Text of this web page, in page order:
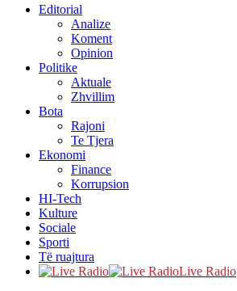
Editorial
Analize
Koment
Opinion
Politike
Aktuale
Zhvillim
Bota
Rajoni
Te Tjera
Ekonomi
Finance
Korrupsion
HI-Tech
Kulture
Sociale
Sporti
Të ruajtura
Live Radio